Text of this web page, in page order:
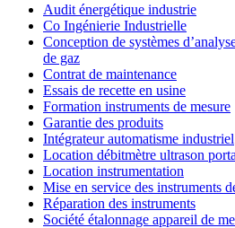
Audit énergétique industrie
Co Ingénierie Industrielle
Conception de systèmes
de gaz
Contrat de maintenance
Essais de recette en usine
Formation instruments de mesure
Garantie des produits
Intégrateur automatisme industriel
Location débitmètre ultrason
Location instrumentation
Mise en service des instruments
Réparation des instruments
Société étalonnage appareil de